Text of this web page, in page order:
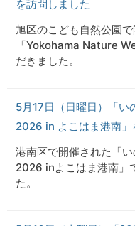
を訪問しました
旭区のこども自然公園
「Yokohama Nature
だきました。
5月17日（日曜日）「い
2026 in よこはま港南」
港南区で開催された「
2026 inよこはま港南」
た。